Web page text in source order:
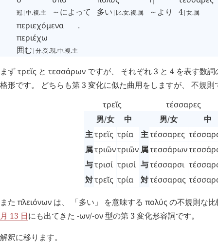
冠|中.複.主
～によって
多い |比.女.複.属
～より
4|女.属
περιεχόμενα
περιέχω
囲む |分.受.現.中.複.主
.
まずτρεῖς と τεσσάρων ですが、 それぞれ 3 と 4 を表す数
格形です。 どちらも第 3 変化に似た曲用をしますが、 不規
τρεῖς
男/女
中
主τρεῖς τρία
属τριῶντριῶν
与τρισί τρισί
対τρεῖς τρία
τέσσαρες
男/女
中
主τέσσαρες
属τεσσάρων
与τέσσαρσι
対τέσσαρας
また πλειόνων は、 「多い」 を意味する πολύς の不規則な
月 13 日にも出てきた -ων/-ον型の第 3 変化形容詞です。
解釈に移ります。